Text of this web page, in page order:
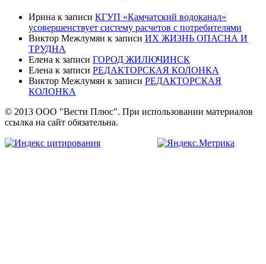
Ирина к записи КГУП «Камчатский водоканал»
усовершенствует систему расчетов с потребителями
Виктор Межлумян к записи ИХ ЖИЗНЬ ОПАСНА И
ТРУДНА
Елена к записи ГОРОД ЖИЛЮЧИНСК
Елена к записи РЕДАКТОРСКАЯ КОЛОНКА
Виктор Межлумян к записи РЕДАКТОРСКАЯ
КОЛОНКА
© 2013 ООО "Вести Плюс". При использовании материалов
ссылка на сайт обязательна.